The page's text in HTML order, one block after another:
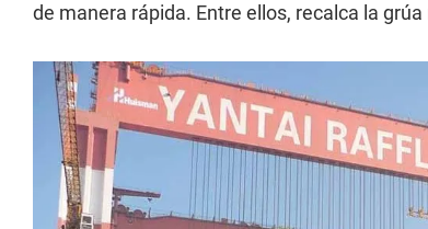
de manera rápida. Entre ellos, recalca la